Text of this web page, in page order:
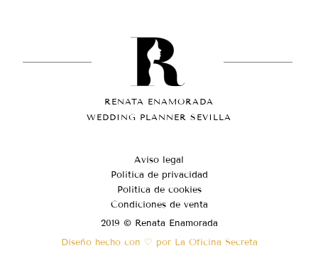
RENATA ENAMORADA
WEDDING PLANNER SEVILLA
Aviso legal
Política de privacidad
Política de cookies
Condiciones de venta
2019 © Renata Enamorada
Diseño hecho con ♡ por La Oficina Secreta